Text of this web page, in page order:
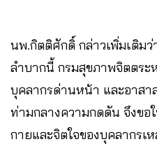
นพ.กิตติศักดิ์ กล่าวเพิ่มเติม
ลำบากนี้ กรมสุขภาพจิตตระ
บุคลากรด่านหน้า และอาส
ท่ามกลางความกดดัน จึงข
กายและจิตใจของบุคลากรเ